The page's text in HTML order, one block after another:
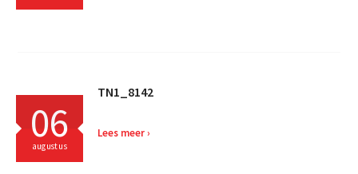
06
augustus
TN1_8142
Lees meer